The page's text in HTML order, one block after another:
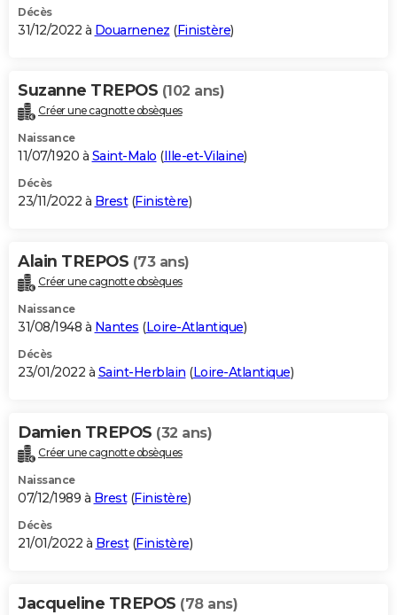
Décès
31/12/2022 à Douarnenez (Finistère)
Suzanne TREPOS (102 ans)
Créer une cagnotte obsèques
Naissance
11/07/1920 à Saint-Malo (Ille-et-Vilaine)
Décès
23/11/2022 à Brest(Finistère)
Alain TREPOS (73 ans)
Créer une cagnotte obsèques
Naissance
31/08/1948 à Nantes (Loire-Atlantique)
Décès
23/01/2022 à Saint-Herblain (Loire-Atlantique)
Damien TREPOS (32 ans)
Créer une cagnotte obsèques
Naissance
07/12/1989 à Brest(Finistère)
Décès
21/01/2022 à Brest(Finistère)
Jacqueline TREPOS (78 ans)